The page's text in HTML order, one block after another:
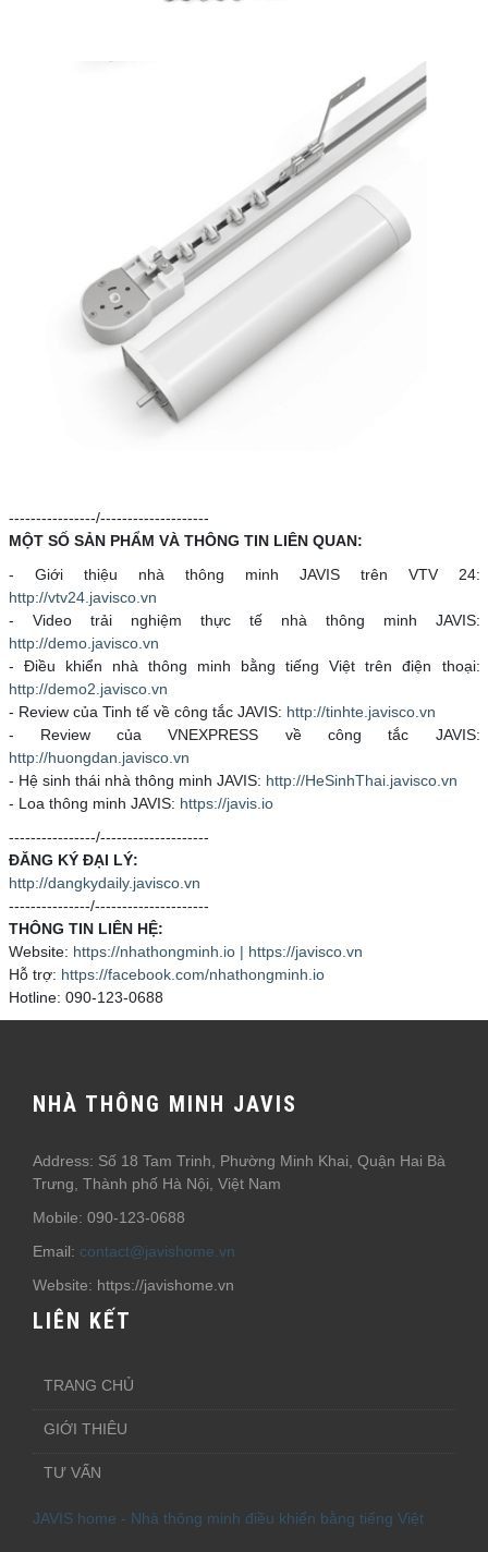
----------------/--------------------
MỘT SỐ SẢN PHẨM VÀ THÔNG TIN LIÊN QUAN:
- Giới thiệu nhà thông minh JAVIS trên VTV 24:
http://vtv24.javisco.vn
- Video trải nghiệm thực tế nhà thông minh JAVIS:
http://demo.javisco.vn
- Điều khiển nhà thông minh bằng tiếng Việt trên điện thoại:
http://demo2.javisco.vn
- Review của Tinh tế về công tắc JAVIS: http://tinhte.javisco.vn
- Review của VNEXPRESS về công tắc JAVIS:
http://huongdan.javisco.vn
- Hệ sinh thái nhà thông minh JAVIS: http://HeSinhThai.javisco.vn
- Loa thông minh JAVIS: https://javis.io
----------------/--------------------
ĐĂNG KÝ ĐẠI LÝ:
http://dangkydaily.javisco.vn
---------------/---------------------
THÔNG TIN LIÊN HỆ:
Website: https://nhathongminh.io | https://javisco.vn
Hỗ trợ: https://facebook.com/nhathongminh.io
Hotline: 090-123-0688
NHÀ THÔNG MINH JAVIS
Address: Số 18 Tam Trinh, Phường Minh Khai, Quận Hai Bà
Trưng, Thành phố Hà Nội, Việt Nam
Mobile: 090-123-0688
Email: contact@javishome.vn
Website: https://javishome.vn
LIÊN KẾT
TRANG CHỦ
GIỚI THIÊU
TƯ VẤN
JAVIS home - Nhà thông minh điều khiển bằng tiếng Việt